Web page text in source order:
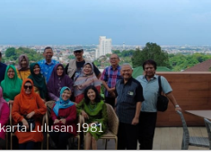
Lulusan 1981